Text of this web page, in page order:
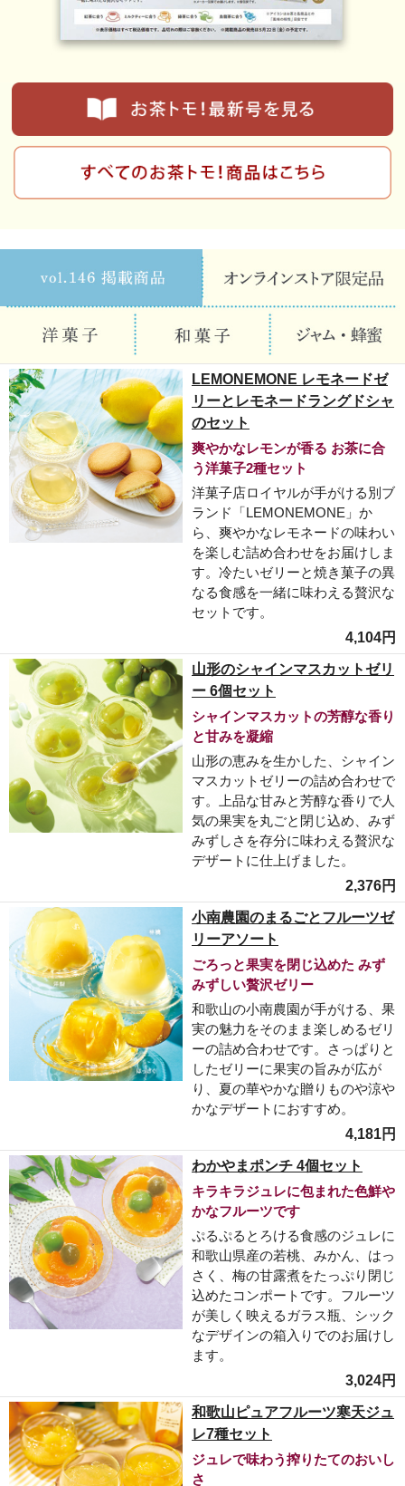
LEMONEMONE レモネードゼ
リーとレモネードラングドシャ
のセット
爽やかなレモンが香る お茶に合
う洋菓子2種セット
洋菓子店ロイヤルが手がける別ブ
ランド「LEMONEMONE」か
ら、爽やかなレモネードの味わい
を楽しむ詰め合わせをお届けしま
す。冷たいゼリーと焼き菓子の異
なる食感を一緒に味わえる贅沢な
セットです。
4,104円
山形のシャインマスカットゼリ
ー 6個セット
シャインマスカットの芳醇な香り
と甘みを凝縮
山形の恵みを生かした、シャイン
マスカットゼリーの詰め合わせで
す。上品な甘みと芳醇な香りで人
気の果実を丸ごと閉じ込め、みず
みずしさを存分に味わえる贅沢な
デザートに仕上げました。
2,376円
小南農園のまるごとフルーツゼ
リーアソート
ごろっと果実を閉じ込めた みず
みずしい贅沢ゼリー
和歌山の小南農園が手がける、果
実の魅力をそのまま楽しめるゼリ
ーの詰め合わせです。さっぱりと
したゼリーに果実の旨みが広が
り、夏の華やかな贈りものや涼や
かなデザートにおすすめ。
4,181円
わかやまポンチ 4個セット
キラキラジュレに包まれた色鮮や
かなフルーツです
ぷるぷるとろける食感のジュレに
和歌山県産の若桃、みかん、はっ
さく、梅の甘露煮をたっぷり閉じ
込めたコンポートです。フルーツ
が美しく映えるガラス瓶、シック
なデザインの箱入りでのお届けし
ます。
3,024円
和歌山ピュアフルーツ寒天ジュ
レ7種セット
ジュレで味わう搾りたてのおいし
さ